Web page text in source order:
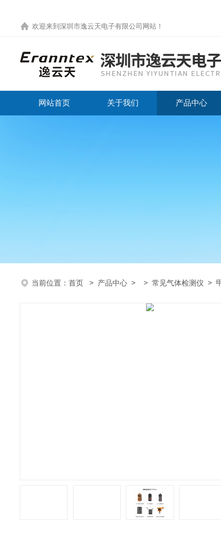
欢迎来到 深圳市逸云天电子有限公司网站 ！
网站首页 关于我们 产品中心
当前位置： 首页 > 产品中心 > > 常见气体检测仪 >